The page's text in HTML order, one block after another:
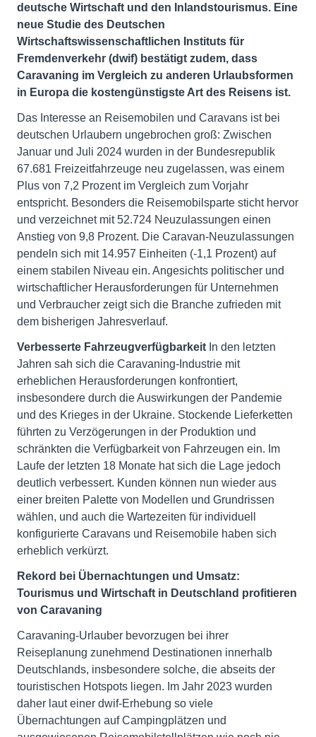
deutsche Wirtschaft und den Inlandstourismus. Eine
neue Studie des Deutschen
Wirtschaftswissenschaftlichen Instituts für
Fremdenverkehr (dwif) bestätigt zudem, dass
Caravaning im Vergleich zu anderen Urlaubsformen
in Europa die kostengünstigste Art des Reisens ist.
Das Interesse an Reisemobilen und Caravans ist bei
deutschen Urlaubern ungebrochen groß: Zwischen
Januar und Juli 2024 wurden in der Bundesrepublik
67.681 Freizeitfahrzeuge neu zugelassen, was einem
Plus von 7,2 Prozent im Vergleich zum Vorjahr
entspricht. Besonders die Reisemobilsparte sticht hervor
und verzeichnet mit 52.724 Neuzulassungen einen
Anstieg von 9,8 Prozent. Die Caravan-Neuzulassungen
pendeln sich mit 14.957 Einheiten (-1,1 Prozent) auf
einem stabilen Niveau ein. Angesichts politischer und
wirtschaftlicher Herausforderungen für Unternehmen
und Verbraucher zeigt sich die Branche zufrieden mit
dem bisherigen Jahresverlauf.
Verbesserte Fahrzeugverfügbarkeit In den letzten
Jahren sah sich die Caravaning-Industrie mit
erheblichen Herausforderungen konfrontiert,
insbesondere durch die Auswirkungen der Pandemie
und des Krieges in der Ukraine. Stockende Lieferketten
führten zu Verzögerungen in der Produktion und
schränkten die Verfügbarkeit von Fahrzeugen ein. Im
Laufe der letzten 18 Monate hat sich die Lage jedoch
deutlich verbessert. Kunden können nun wieder aus
einer breiten Palette von Modellen und Grundrissen
wählen, und auch die Wartezeiten für individuell
konfigurierte Caravans und Reisemobile haben sich
erheblich verkürzt.
Rekord bei Übernachtungen und Umsatz:
Tourismus und Wirtschaft in Deutschland profitieren
von Caravaning
Caravaning-Urlauber bevorzugen bei ihrer
Reiseplanung zunehmend Destinationen innerhalb
Deutschlands, insbesondere solche, die abseits der
touristischen Hotspots liegen. Im Jahr 2023 wurden
daher laut einer dwif-Erhebung so viele
Übernachtungen auf Campingplätzen und